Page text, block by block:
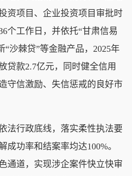
资项目、企业投资项目审批时
个工作日，并依托“甘肃信易
“沙棘贷”等金融产品，2025年
贷款2.7亿元，同时健全信用
守信激励、失信惩戒的良好市
行政底线，落实柔性执法要
成功率和结案率均达100%。
通道，实现涉企案件快立快审